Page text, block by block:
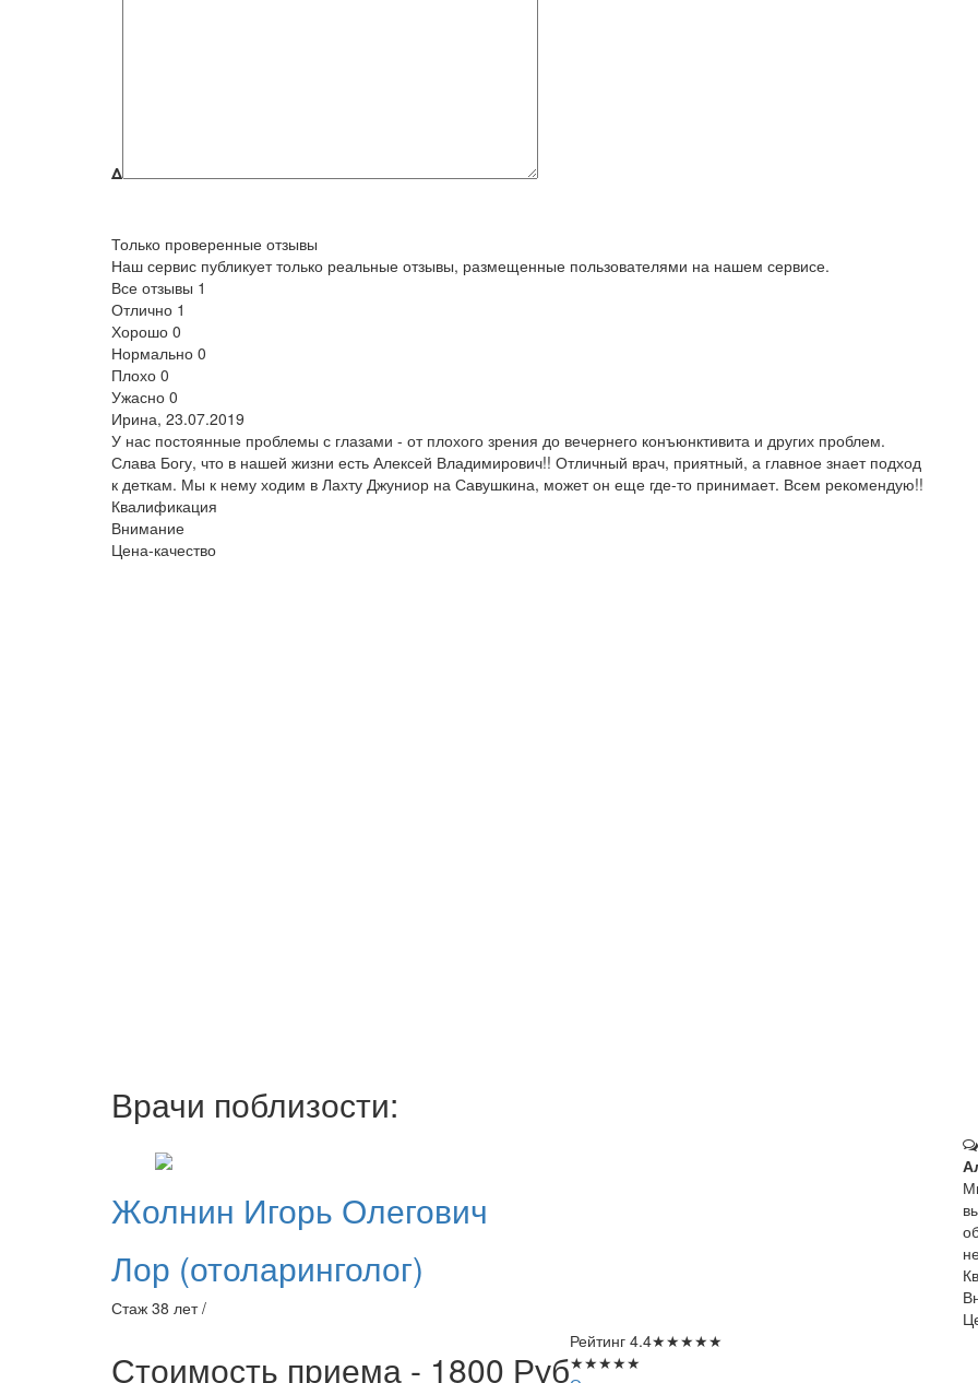
Δ
Только проверенные отзывы
Наш сервис публикует только реальные отзывы, размещенные пользователями на нашем сервисе.
Все отзывы 1
Отлично 1
Хорошо 0
Нормально 0
Плохо 0
Ужасно 0
Ирина, 23.07.2019
У нас постоянные проблемы с глазами - от плохого зрения до вечернего конъюнктивита и других проблем.
Слава Богу, что в нашей жизни есть Алексей Владимирович!! Отличный врач, приятный, а главное знает подход
к деткам. Мы к нему ходим в Лахту Джуниор на Савушкина, может он еще где-то принимает. Всем рекомендую!!
Квалификация
Внимание
Цена-качество
Врачи поблизости:
Жолнин Игорь Олегович
Лор (отоларинголог)
Стаж 38 лет /
Стоимость приема - 1800 Руб
Рейтинг 4.4★★★★★
★★★★★